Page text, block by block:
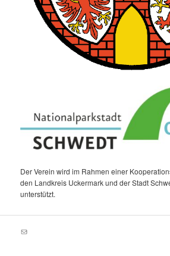
Der Verein wird im Rahmen einer
den Landkreis Uckermark und der Stadt
unterstützt.
E-Mail